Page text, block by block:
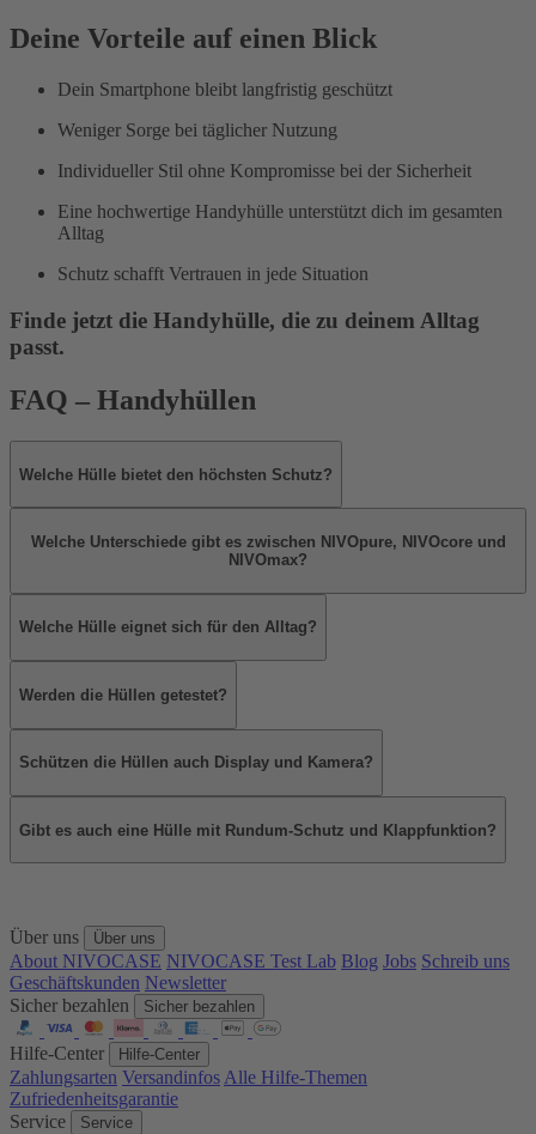
Deine Vorteile auf einen Blick
Dein Smartphone bleibt langfristig geschützt
Weniger Sorge bei täglicher Nutzung
Individueller Stil ohne Kompromisse bei der Sicherheit
Eine hochwertige Handyhülle unterstützt dich im gesamten
Alltag
Schutz schafft Vertrauen in jede Situation
Finde jetzt die Handyhülle, die zu deinem Alltag
passt.
FAQ – Handyhüllen
Welche Hülle bietet den höchsten Schutz?
Welche Unterschiede gibt es zwischen NIVOpure, NIVOcore und
NIVOmax?
Welche Hülle eignet sich für den Alltag?
Werden die Hüllen getestet?
Schützen die Hüllen auch Display und Kamera?
Gibt es auch eine Hülle mit Rundum-Schutz und Klappfunktion?
Über uns Über uns
About NIVOCASE NIVOCASE Test Lab Blog Jobs Schreib uns
Geschäftskunden Newsletter
Sicher bezahlen
Sicher bezahlen
Hilfe-Center Hilfe-Center
Zahlungsarten VersandinfosAlle Hilfe-Themen
Zufriedenheitsgarantie
Service
Service